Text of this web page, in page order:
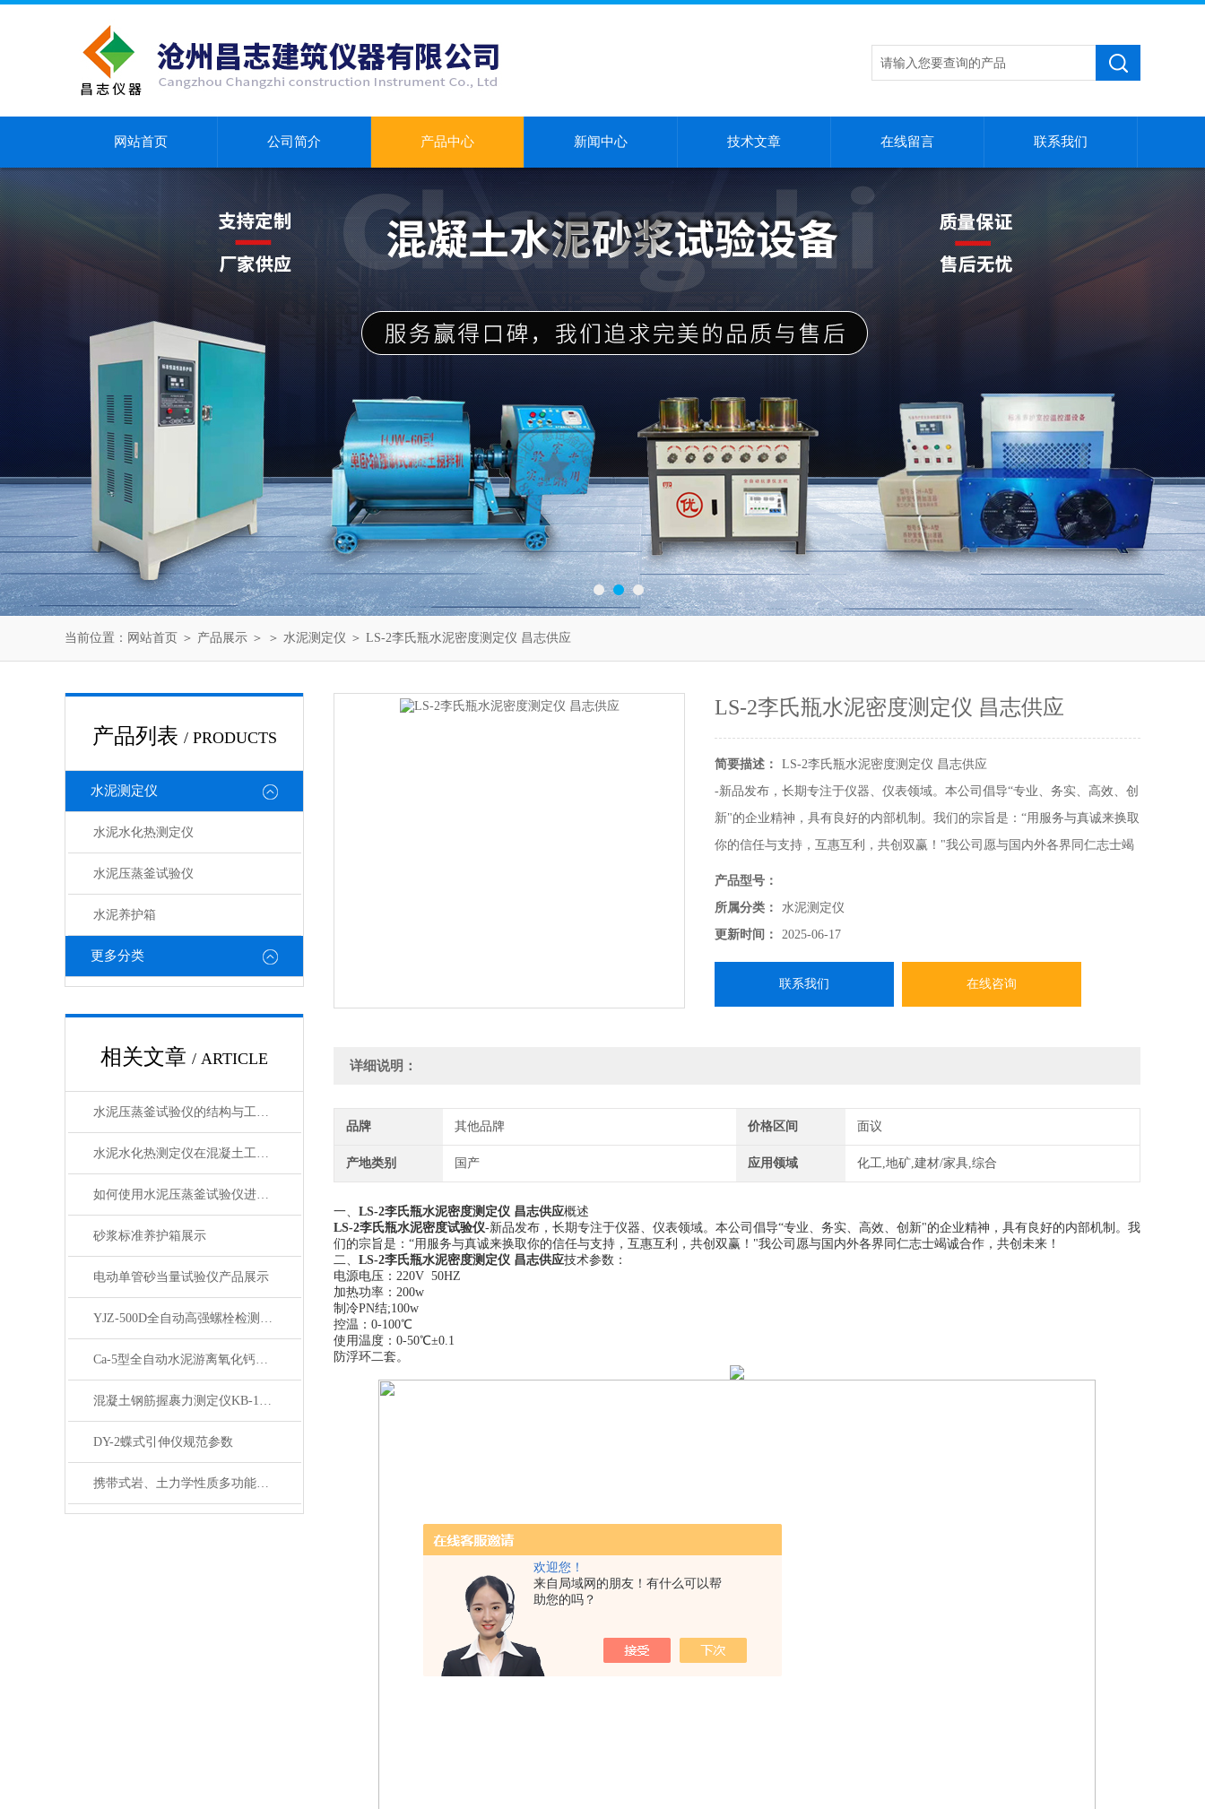
欢迎您！
来自局域网的朋友！有什么可以帮
助您的吗？
网站首页 公司简介 产品中心 新闻中心 技术文章 在线留言 联系我们
当前位置： 网站首页 ＞ 产品展示 ＞ ＞ 水泥测定仪 ＞ LS-2李氏瓶水泥密度测定仪 昌志供应
产品列表 / PRODUCTS
水泥测定仪
水泥水化热测定仪
水泥压蒸釜试验仪
水泥养护箱
更多分类
相关文章 / ARTICLE
水泥压蒸釜试验仪的结构与工作原理解析
水泥水化热测定仪在混凝土工程中的应用
如何使用水泥压蒸釜试验仪进行水泥蒸养试验？
砂浆标准养护箱展示
电动单管砂当量试验仪产品展示
YJZ-500D全自动高强螺栓检测仪（立式）展示
Ca-5型全自动水泥游离氧化钙测定仪产品展示
混凝土钢筋握裹力测定仪KB-150型产品展示
DY-2蝶式引伸仪规范参数
携带式岩、土力学性质多功能试验仪产品展示
LS-2李氏瓶水泥密度测定仪 昌志供应
简要描述：
LS-2李氏瓶水泥密度测定仪 昌志供应
-新品发布，长期专注于仪器、仪表领域。本公司倡导“专业、务实、高效、创
新"的企业精神，具有良好的内部机制。我们的宗旨是：“用服务与真诚来换取
你的信任与支持，互惠互利，共创双赢！"我公司愿与国内外各界同仁志士竭
诚合作，共创未来！
产品型号：
所属分类：
水泥测定仪
更新时间：
2025-06-17
联系我们 在线咨询
详细说明：
品牌 其他品牌 价格区间 面议
产地类别 国产 应用领域 化工,地矿,建材/家具,综合
一、 LS-2李氏瓶水泥密度测定仪 昌志供应概述
LS-2李氏瓶水泥密度试验仪-新品发布，长期专注于仪器、仪表领域。本公司倡导“专业、务实、高效、创新"的企业精神，具有良好的内部机制。我
们的宗旨是：“用服务与真诚来换取你的信任与支持，互惠互利，共创双赢！"我公司愿与国内外各界同仁志士竭诚合作，共创未来！
二、 LS-2李氏瓶水泥密度测定仪 昌志供应技术参数：
电源电压： 220V 50HZ
加热功率： 200w
制冷PN结;100w
控温： 0-100℃
使用温度： 0-50℃±0.1
防浮环二套。